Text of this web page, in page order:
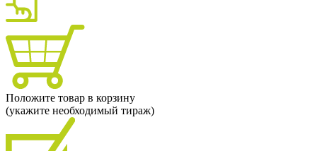
Положите товар в корзину
(укажите необходимый тираж)